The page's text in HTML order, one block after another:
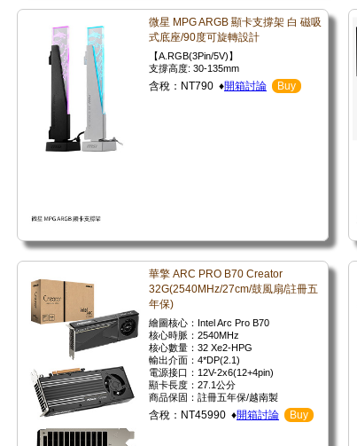
微星 MPG ARGB 顯卡支撐架 白 磁吸
式底座/90度可旋轉設計
【A.RGB(3Pin/5V)】
支撐高度: 30-135mm
含稅：NT790 ♦開箱討論 Buy
華擎 ARC PRO B70 Creator
32G(2540MHz/27cm/鼓風扇/註冊五
年保)
繪圖核心：Intel Arc Pro B70
核心時脈：2540MHz
核心數量：32 Xe2-HPG
輸出介面：4*DP(2.1)
電源接口：12V-2x6(12+4pin)
顯卡長度：27.1公分
商品保固：註冊五年保/越南製
含稅：NT45990 ♦開箱討論 Buy